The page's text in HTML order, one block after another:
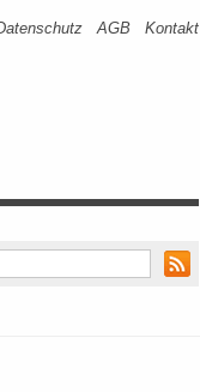
AGB Kontakt